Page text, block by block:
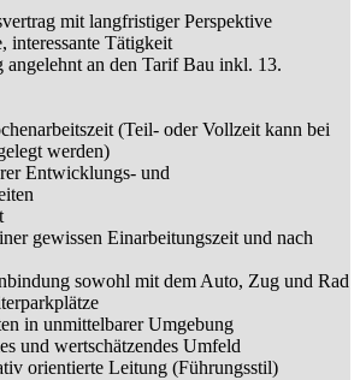
mit langfristiger Perspektive
interessante Tätigkeit
an den Tarif Bau inkl. 13.
(Teil- oder Vollzeit kann bei
werden)
Entwicklungs- und
gewissen Einarbeitungszeit und nach
sowohl mit dem Auto, Zug und Rad
in unmittelbarer Umgebung
und wertschätzendes Umfeld
orientierte Leitung (Führungsstil)